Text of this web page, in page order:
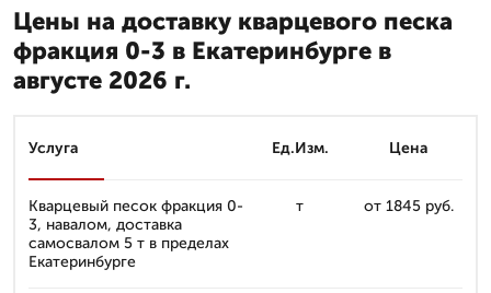
Цены на доставку кварцевого песка
фракция 0-3 в Екатеринбурге в
августе 2026 г.
Услуга Ед.Изм. Цена
Кварцевый песок фракция 0-
3, навалом, доставка
самосвалом 5 т в пределах
Екатеринбурге
т от 1845 руб.